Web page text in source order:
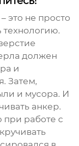
– это не просто
должен
и
Затем,
и мусора. И
анкер.
при работе с